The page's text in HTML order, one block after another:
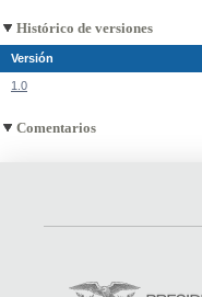
Histórico de versiones
Versión
1.0
Comentarios